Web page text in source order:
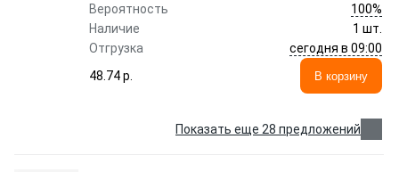
Вероятность
100%
Наличие
1 шт.
Отгрузка
сегодня в 09:00
48.74 p.
В корзину
Показать еще 28 предложений